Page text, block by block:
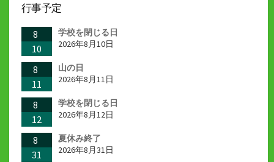
行事予定
8
10
学校を閉じる日
2026年8月10日
8
11
山の日
2026年8月11日
8
12
学校を閉じる日
2026年8月12日
8
31
夏休み終了
2026年8月31日